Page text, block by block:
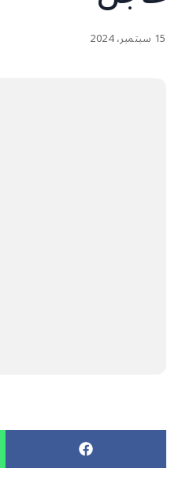
15 سبتمبر، 2024